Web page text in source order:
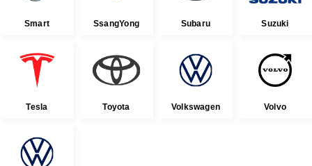
Smart SsangYong Subaru Suzuki
Tesla Toyota Volkswagen Volvo